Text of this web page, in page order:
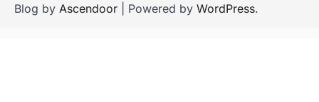
Blog by Ascendoor | Powered by WordPress.